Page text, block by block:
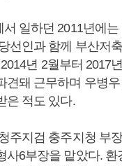
일하던 2011년에
선인과 함께 부산저
년 2월부터 2017
견돼 근무하며 우병
은 적도 있다.
주지검 충주지청 부
사6부장을 맡았다. 환